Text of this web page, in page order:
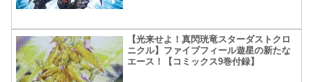
【光来せよ！真閃珖竜スターダストクロ
ニクル】ファイブフィール遊星の新たな
エース！【コミックス9巻付録】